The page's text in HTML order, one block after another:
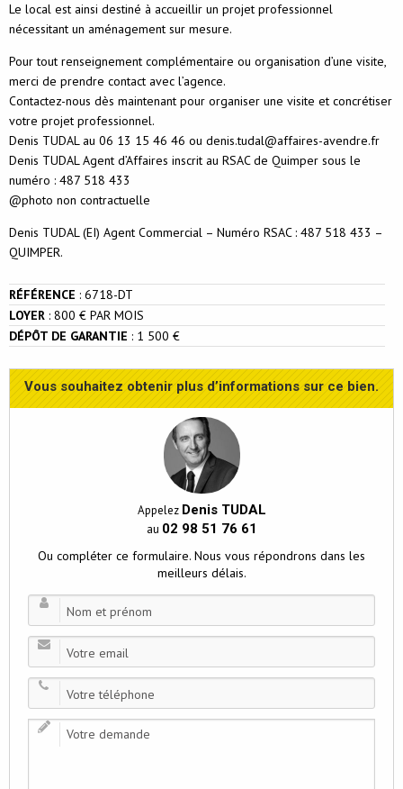
Le local est ainsi destiné à accueillir un projet professionnel
nécessitant un aménagement sur mesure.
Pour tout renseignement complémentaire ou organisation d’une visite,
merci de prendre contact avec l’agence.
Contactez-nous dès maintenant pour organiser une visite et concrétiser
votre projet professionnel.
Denis TUDAL au 06 13 15 46 46 ou denis.tudal@affaires-avendre.fr
Denis TUDAL Agent d’Affaires inscrit au RSAC de Quimper sous le
numéro : 487 518 433
@photo non contractuelle
Denis TUDAL (EI) Agent Commercial – Numéro RSAC : 487 518 433 –
QUIMPER.
RÉFÉRENCE : 6718-DT
LOYER : 800 € PAR MOIS
DÉPÔT DE GARANTIE : 1 500 €
Vous souhaitez obtenir plus d’informations sur ce bien.
Appelez Denis TUDAL
au 02 98 51 76 61
Ou compléter ce formulaire. Nous vous répondrons dans les
meilleurs délais.